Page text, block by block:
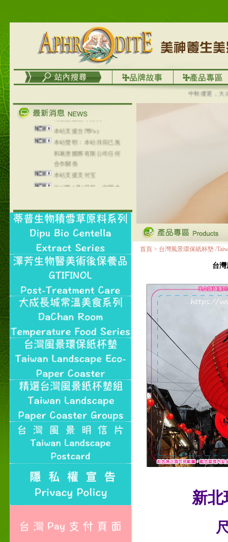
中秋優選，大成慢
在外租屋者、居住處無管
理員、不方便在工作地點
取件者，歡迎多多使用
【郵局i郵箱】的服務喔～
【i郵箱】設立的地點，請
進入內頁連結～
成功加入
時線上服務不打烊！
本站支援台灣Pay
本站聲明：本站目前已無
和葛堡國際有限公司任何
合作關係
本站支援支付宝
2017年1月1日起，中国大
陆运费不限重量，调降为
首頁 > 台灣風景環保紙杯墊 /
台灣
新北